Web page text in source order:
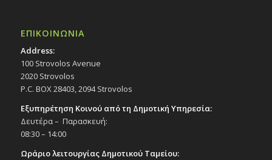
ΕΠΙΚΟΙΝΩΝΙΑ
Address:
100 Strovolos Avenue
2020 Strovolos
P.C. BOX 28403, 2094 Strovolos
Εξυπηρέτηση Κοινού από τη Δημοτική Υπηρεσία:
Δευτέρα – Παρασκευή:
08:30 – 14:00
Ωράριο λειτουργίας Δημοτικού Ταμείου: